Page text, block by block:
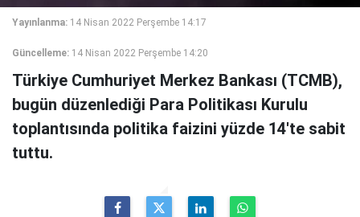
Yayınlanma: 14 Nisan 2022 Perşembe 14:17
Güncelleme: 14 Nisan 2022 Perşembe 14:20
Türkiye Cumhuriyet Merkez Bankası (TCMB),
bugün düzenlediği Para Politikası Kurulu
toplantısında politika faizini yüzde 14'te sabit
tuttu.